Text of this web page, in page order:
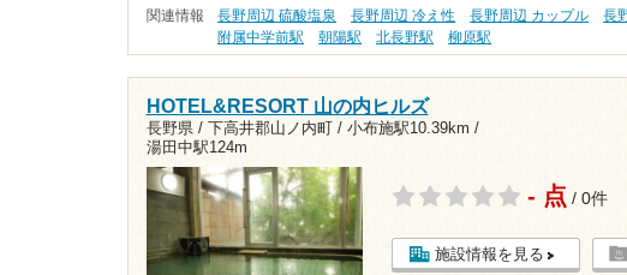
関連情報 長野周辺 硫酸塩泉 長野周辺 冷え性 長野周辺 カップル
長
附属中学前駅
朝陽駅 北長野駅 柳原駅
HOTEL&RESORT 山の内ヒルズ
長野県 / 下高井郡山ノ内町 / 小布施駅10.39km /
湯田中駅124m
- 点 / 0件
施設情報を見る